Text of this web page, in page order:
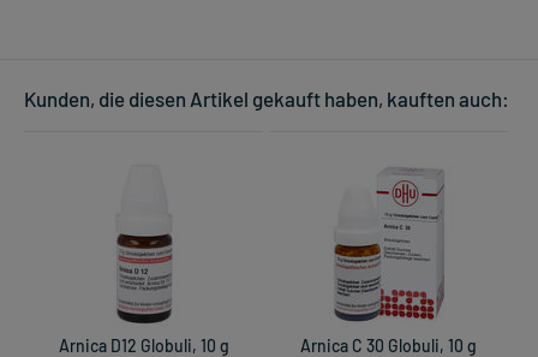
Kunden, die diesen Artikel gekauft haben, kauften auch:
Arnica D12 Globuli, 10 g
Arnica C 30 Globuli, 10 g